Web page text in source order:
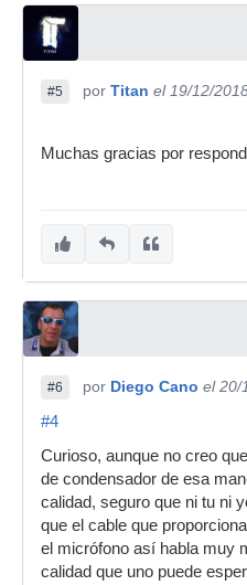
#5 por Titan el 19/12/
Muchas gracias por
#6 por Diego Cano el 20/
#4
Curioso, aunque no creo
de condensador de esa
calidad, seguro que ni tu ni
que el cable que
el micrófono así habla muy
calidad que uno puede